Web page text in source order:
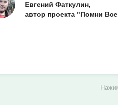
Евгений Фаткулин,
автор проекта "Помни